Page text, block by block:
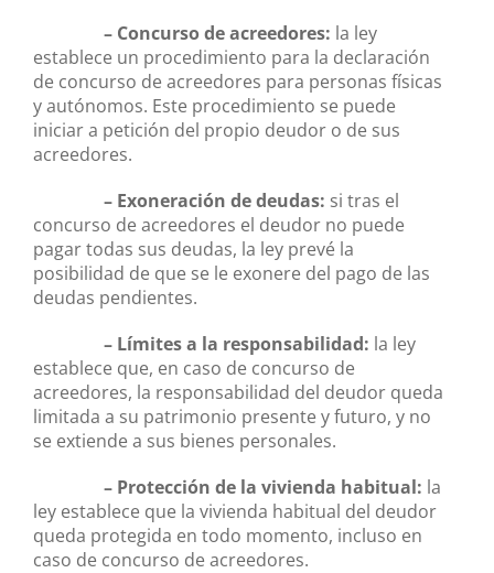
– Concurso de acreedores: la ley
establece un procedimiento para la declaración
de concurso de acreedores para personas físicas
y autónomos. Este procedimiento se puede
iniciar a petición del propio deudor o de sus
acreedores.
– Exoneración de deudas: si tras el
concurso de acreedores el deudor no puede
pagar todas sus deudas, la ley prevé la
posibilidad de que se le exonere del pago de las
deudas pendientes.
– Límites a la responsabilidad: la ley
establece que, en caso de concurso de
acreedores, la responsabilidad del deudor queda
limitada a su patrimonio presente y futuro, y no
se extiende a sus bienes personales.
– Protección de la vivienda habitual: la
ley establece que la vivienda habitual del deudor
queda protegida en todo momento, incluso en
caso de concurso de acreedores.